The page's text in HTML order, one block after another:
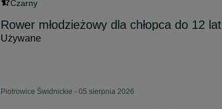
Czarny
Rower młodzieżowy dla chłopca do 12 lat
Używane
Piotrowice Świdnickie - 05 sierpnia 2026